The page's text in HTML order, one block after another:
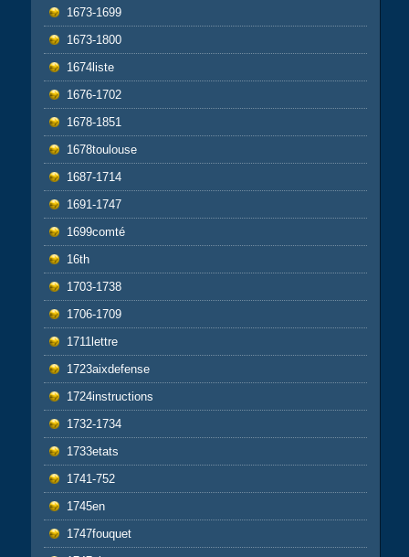
1673-1699
1673-1800
1674liste
1676-1702
1678-1851
1678toulouse
1687-1714
1691-1747
1699comté
16th
1703-1738
1706-1709
1711lettre
1723aixdefense
1724instructions
1732-1734
1733etats
1741-752
1745en
1747fouquet